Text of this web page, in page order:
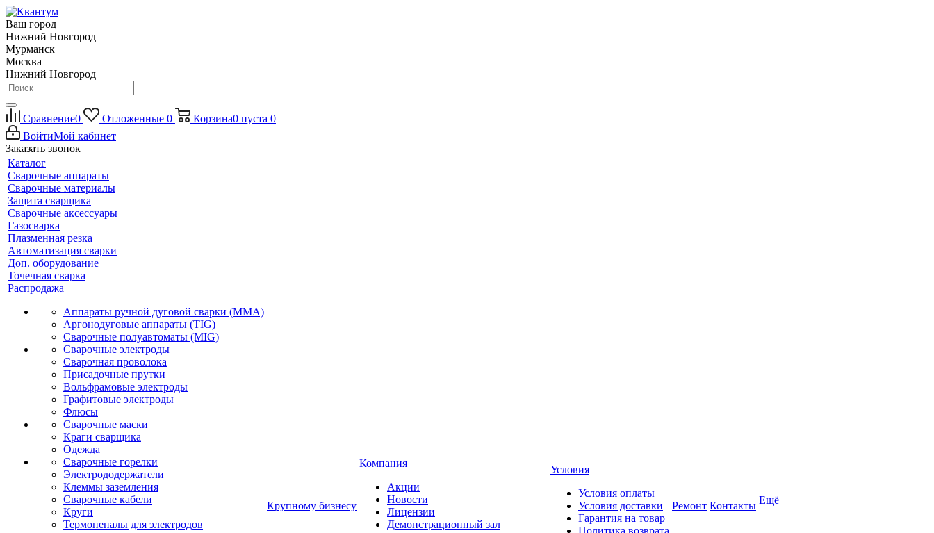
Ваш город
Нижний Новгород
Мурманск
Москва
Нижний Новгород
Сравнение0 Отложенные 0 Корзина0 пуста 0
ВойтиМой кабинет
Заказать звонок
Каталог
Сварочные аппараты
Сварочные материалы
Защита сварщика
Сварочные аксессуары
Газосварка
Плазменная резка
Автоматизация сварки
Доп. оборудование
Точечная сварка
Распродажа
Аппараты ручной дуговой сварки (MMA)
Аргонодуговые аппараты (TIG)
Сварочные полуавтоматы (MIG)
Сварочные электроды
Сварочная проволока
Присадочные прутки
Вольфрамовые электроды
Графитовые электроды
Флюсы
Сварочные маски
Краги сварщика
Одежда
Сварочные горелки
Электрододержатели
Клеммы заземления
Сварочные кабели
Круги
Термопеналы для электродов
Крупному бизнесу
Компания
Акции
Новости
Лицензии
Демонстрационный зал
Условия
Условия оплаты
Условия доставки
Гарантия на товар
Политика возврата
Ремонт Контакты Ещё